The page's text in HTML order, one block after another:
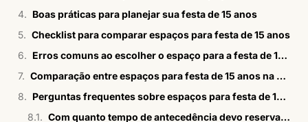
Boas práticas para planejar sua festa de 15 anos
Checklist para comparar espaços para festa de 15 anos
Erros comuns ao escolher o espaço para a festa de 15 anos
Comparação entre espaços para festa de 15 anos na Vila Olímpia
Perguntas frequentes sobre espaços para festa de 15 anos na Vila Olímpia
Com quanto tempo de antecedência devo reservar o espaço para a festa de 15 anos?